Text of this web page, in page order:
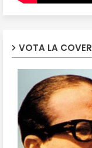
VOTA LA COVER